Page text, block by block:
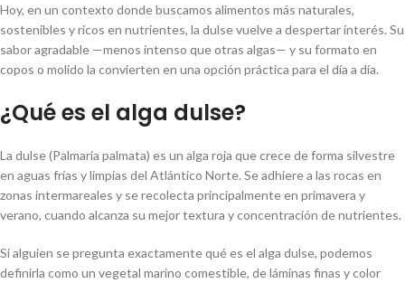
Hoy, en un contexto donde buscamos alimentos más naturales,
sostenibles y ricos en nutrientes, la dulse vuelve a despertar interés. Su
sabor agradable —menos intenso que otras algas— y su formato en
copos o molido la convierten en una opción práctica para el día a día.
¿Qué es el alga dulse?
La dulse (Palmaria palmata) es un alga roja que crece de forma silvestre
en aguas frías y limpias del Atlántico Norte. Se adhiere a las rocas en
zonas intermareales y se recolecta principalmente en primavera y
verano, cuando alcanza su mejor textura y concentración de nutrientes.
Si alguien se pregunta exactamente qué es el alga dulse, podemos
definirla como un vegetal marino comestible, de láminas finas y color